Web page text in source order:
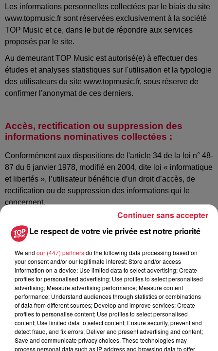
Les informations personnelles collectées par le biais du site
www.topmusic.fr sont réservées exclusivement à la société
TOP Music et ce, dans le but de répondre aux services
proposés par le site.
Au demeurant TOP Music est autorisé(e) à effectuer des
études et analyses statistiques sur l'utilisation et la typologie
des utilisateurs du site www.topmusic.fr, sous réserve de
confirmer l'anonymat de ces derniers.
Accès, rectification ou suppression des
informations nominatives collectées :
Conformément aux dispositions de l'article 34 de la loi n° 48-
87 du 6 janvier 1978, modifié en 2004, dite loi « informatique
et libertés », l’utilisateur bénéficie d’un droit d’accès, de
rectification ou de suppression des informations qui le
concernent.
Pour exercer ce droit, l’utilisateur envoie à TOP Music :
- un courrier électronique à l’adresse topmusic@topmusic.fr,
- un courrier à l’adresse SIEGE SOCIAL en indiquant son
nom, prénom, adresse et mail.
La modification interviendra dans des délais raisonnables à
compter de la réception de la demande de l'utilisateur.
Cookies :
Un cookie stocke des informations relatives à la navigation
de l’utilisateur sur le site (les pages que vous avez
Le respect de votre vie privée est notre priorité
We and our (447) partnersdo the following data processing based on
your consent and/or our legitimate interest: Store and/or access
information on a device; Use limited data to select advertising; Create
profiles for personalised advertising; Use profiles to select personalised
advertising; Measure advertising performance; Measure content
performance; Understand audiences through statistics or combinations
of data from different sources; Develop and improve services; Create
profiles to personalise content; Use profiles to select personalised
content; Use limited data to select content; Ensure security, prevent and
detect fraud, and fix errors; Deliver and present advertising and content;
Save and communicate privacy choices. These technologies may
process personal data such as IP address and browsing data to offer
Continuer sans accepter